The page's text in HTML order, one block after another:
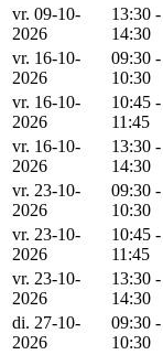
vr. 09-10-
2026
13:30 -
14:30
vr. 16-10-
2026
09:30 -
10:30
vr. 16-10-
2026
10:45 -
11:45
vr. 16-10-
2026
13:30 -
14:30
vr. 23-10-
2026
09:30 -
10:30
vr. 23-10-
2026
10:45 -
11:45
vr. 23-10-
2026
13:30 -
14:30
di. 27-10-
2026
09:30 -
10:30